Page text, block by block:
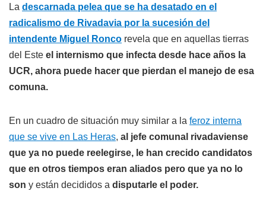
La descarnada pelea que se ha desatado en el
radicalismo de Rivadavia por la sucesión del
intendente Miguel Ronco revela que en aquellas tierras
del Este el internismo que infecta desde hace años la
UCR, ahora puede hacer que pierdan el manejo de esa
comuna.
En un cuadro de situación muy similar a la feroz interna
que se vive en Las Heras, al jefe comunal rivadaviense
que ya no puede reelegirse, le han crecido candidatos
que en otros tiempos eran aliados pero que ya no lo
son y están decididos a disputarle el poder.